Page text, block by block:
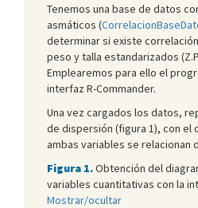
Tenemos una base de datos
asmáticos (
determinar si existe
peso y talla estandarizados
Emplearemos para ello el
interfaz R-Commander.
Una vez cargados los datos,
de dispersión (figura 1), con el
ambas variables se relacionan
Figura 1.Obtención del
variables cuantitativas con la
Mostrar/ocultar